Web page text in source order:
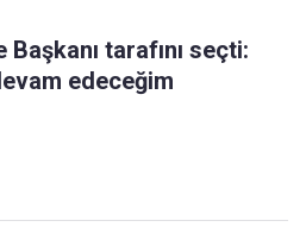
tarafını seçti:
edeceğim